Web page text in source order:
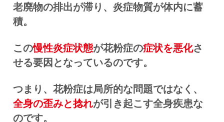
老廃物の排出が滞り、炎症物質が体内に蓄
積。
この慢性炎症状態が花粉症の症状を悪化さ
せる要因となっているのです。
つまり、花粉症は局所的な問題ではなく、
全身の歪みと捻れが引き起こす全身疾患な
のです。